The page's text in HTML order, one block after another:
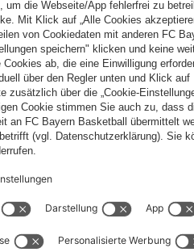
Weihnachtsfeier nicht besser
waren weihnachtlich
der in gewohnter
die Zusammenkunft mit
für die hervorragende und
seinerseits eine
Genesungswünsche der
über so vertrauensvolle
die Arbeit von Wolf Drees und
standen und den Einlass